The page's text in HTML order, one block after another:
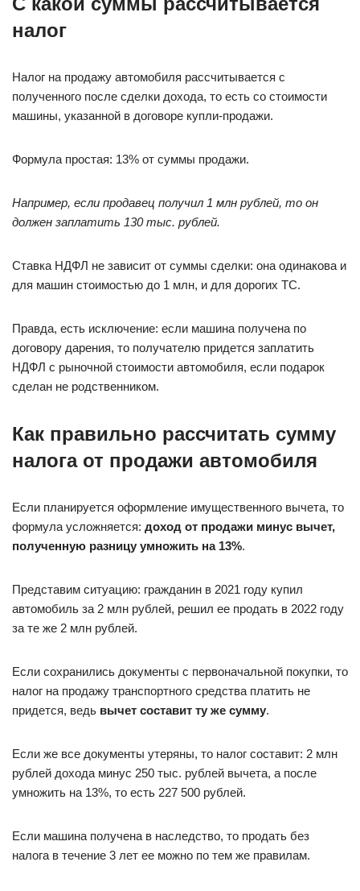
налог
Налог на продажу автомобиля рассчитывается с
полученного после сделки дохода, то есть со стоимости
машины, указанной в договоре купли-продажи.
Формула простая: 13% от суммы продажи.
Например, если продавец получил 1 млн рублей, то он
должен заплатить 130 тыс. рублей.
Ставка НДФЛ не зависит от суммы сделки: она одинакова и
для машин стоимостью до 1 млн, и для дорогих ТС.
Правда, есть исключение: если машина получена по
договору дарения, то получателю придется заплатить
НДФЛ с рыночной стоимости автомобиля, если подарок
сделан не родственником.
Как правильно рассчитать сумму
налога от продажи автомобиля
Если планируется оформление имущественного вычета, то
формула усложняется: доход от продажи минус вычет,
полученную разницу умножить на 13%.
Представим ситуацию: гражданин в 2021 году купил
автомобиль за 2 млн рублей, решил ее продать в 2022 году
за те же 2 млн рублей.
Если сохранились документы с первоначальной покупки, то
налог на продажу транспортного средства платить не
придется, ведь вычет составит ту же сумму.
Если же все документы утеряны, то налог составит: 2 млн
рублей дохода минус 250 тыс. рублей вычета, а после
умножить на 13%, то есть 227 500 рублей.
Если машина получена в наследство, то продать без
налога в течение 3 лет ее можно по тем же правилам.